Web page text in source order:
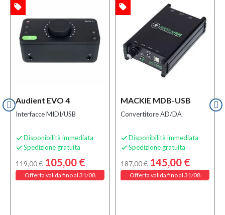
Audient EVO 4
Interfacce MIDI/USB
 Disponibilità immediata
 Spedizione gratuita
119,00 € 105,00 €
Offerta valida fino al 31/08
local_offer
MACKIE MDB-USB
Convertitore AD/DA
 Disponibilità immediata
 Spedizione gratuita
187,00 € 145,00 €
Offerta valida fino al 31/08
local_offer